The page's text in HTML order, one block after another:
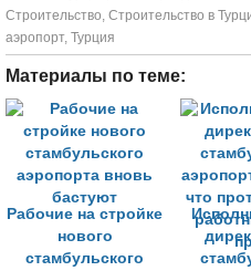
Строительство, Строительство в
аэропорт, Турция
Материалы по теме:
Рабочие на стройке
нового
стамбульского